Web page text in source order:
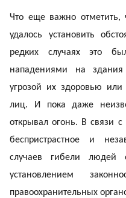
Что еще важно
удалось установить
редких случаях это
нападениями на
угрозой их здоровью
лиц. И пока даже
открывал огонь. В связи
беспристрастное и
случаев гибели людей
установлением
правоохранительных